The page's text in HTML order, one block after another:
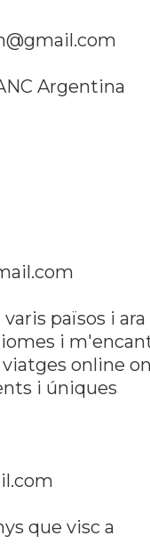
Argentina
països i ara
i
online
i úniques
que visc a